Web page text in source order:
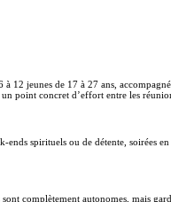
à 12 jeunes de 17 à 27 ans,
point concret d’effort entre les
ends spirituels ou de détente, soirées
complètement autonomes, mais